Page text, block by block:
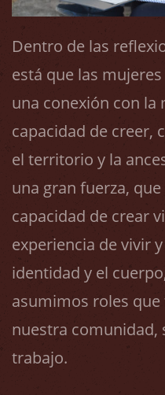
Dentro de las
está que las
una conexión con la
capacidad de creer,
el territorio y la
una gran fuerza,
capacidad de crear
experiencia de vivir
identidad y el
asumimos roles
nuestra comunidad,
trabajo.